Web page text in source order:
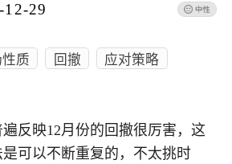
12-29
质 回撤
应对策略
反映12月份的回撤很厉害，这
可以不断重复的，不太挑时